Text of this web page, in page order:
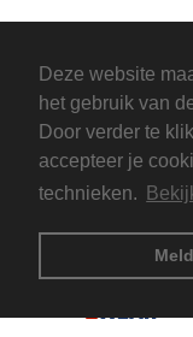
Deze website
het gebruik van
Door verder te
accepteer je
technieken.
Powered by